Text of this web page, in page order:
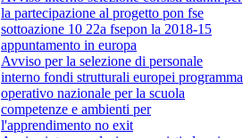
la partecipazione al progetto pon fse
sottoazione 10 22a fsepon la 2018-15
appuntamento in europa
Avviso per la selezione di personale
interno fondi strutturali europei programma
operativo nazionale per la scuola
competenze e ambienti per
l'apprendimento no exit